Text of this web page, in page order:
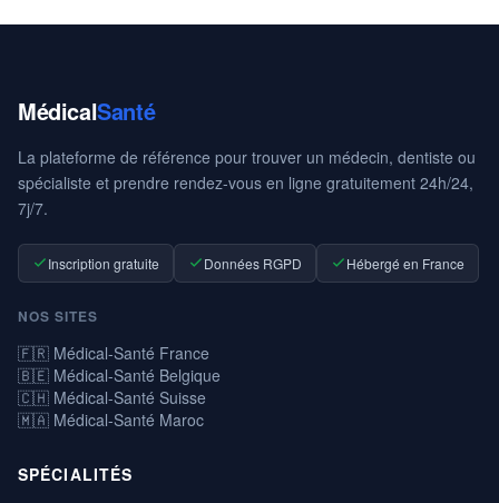
MédicalSanté
La plateforme de référence pour trouver un médecin, dentiste ou
spécialiste et prendre rendez-vous en ligne gratuitement 24h/24,
7j/7.
Inscription gratuite Données RGPD Hébergé en France
NOS SITES
🇫🇷 Médical-Santé France
🇧🇪 Médical-Santé Belgique
🇨🇭 Médical-Santé Suisse
🇲🇦 Médical-Santé Maroc
SPÉCIALITÉS